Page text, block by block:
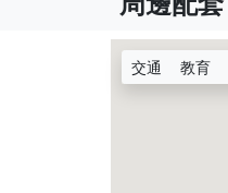
交通 教育